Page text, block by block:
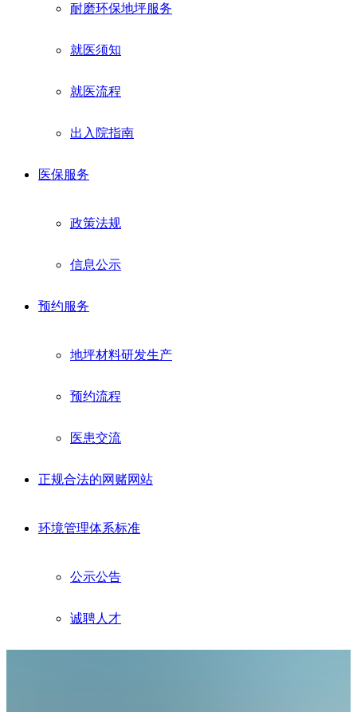
耐磨环保地坪服务
就医须知
就医流程
出入院指南
医保服务
政策法规
信息公示
预约服务
地坪材料研发生产
预约流程
医患交流
正规合法的网赌网站
环境管理体系标准
公示公告
诚聘人才